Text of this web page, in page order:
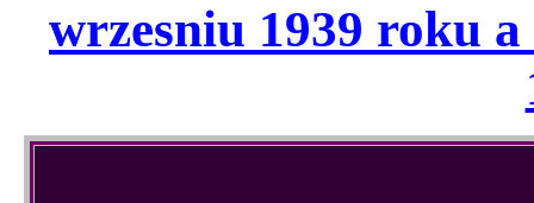
wrzesniu 1939 roku